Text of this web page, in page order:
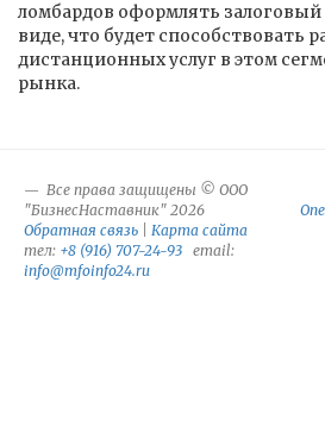
ломбардов оформлять залоговый
виде, что будет способствовать
дистанционных услуг в этом
рынка.
Все права защищены © ООО
"БизнесНаставник" 2026
Обратная связь
Карта сайта
тел: +8 (916) 707-24-93 email:
info@mfoinfo24.ru